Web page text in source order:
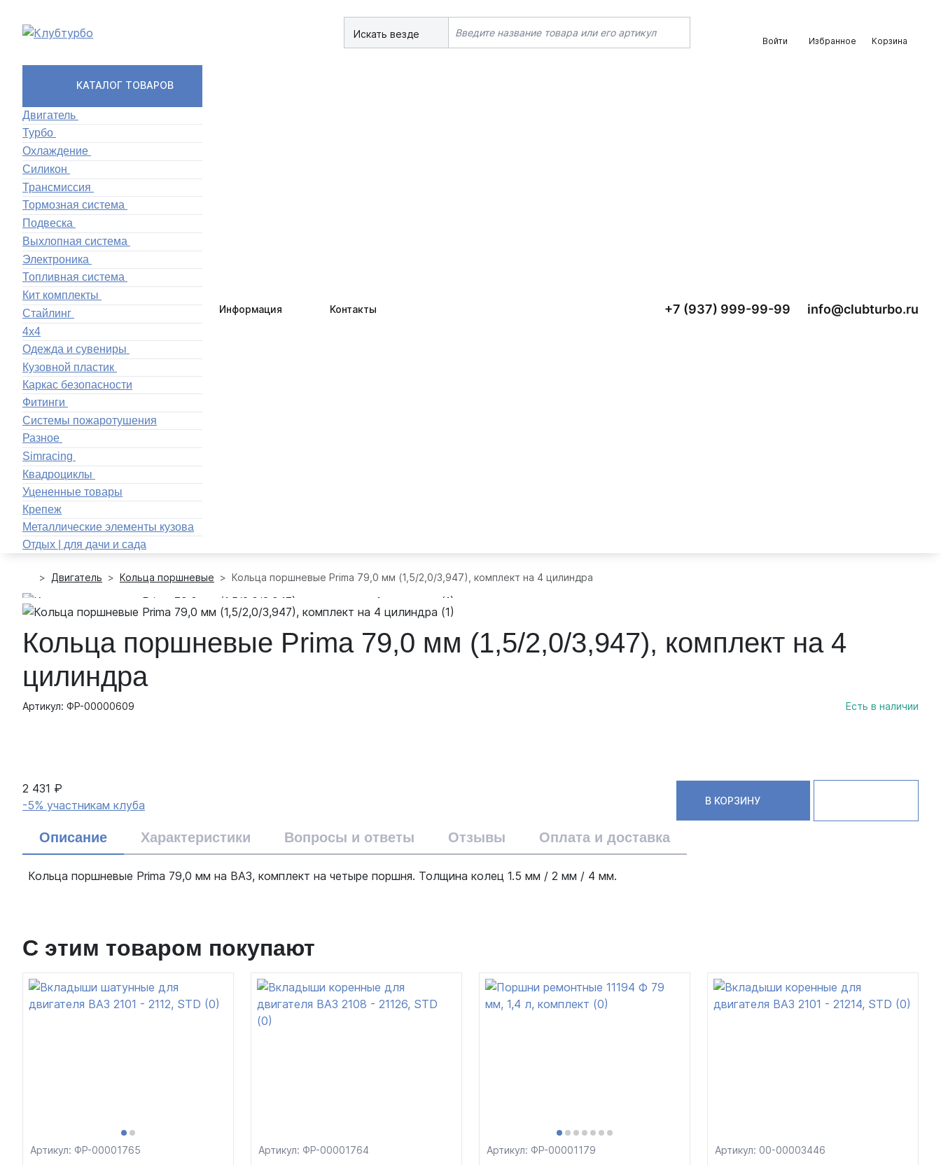
Искать везде
Войти Избранное Корзина
КАТАЛОГ ТОВАРОВ
Двигатель
Турбо
Охлаждение
Силикон
Трансмиссия
Тормозная система
Подвеска
Выхлопная система
Электроника
Топливная система
Кит комплекты
Стайлинг
4x4
Одежда и сувениры
Кузовной пластик
Каркас безопасности
Фитинги
Системы пожаротушения
Разное
Simracing
Квадроциклы
Уцененные товары
Крепеж
Металлические элементы кузова
Отдых | для дачи и сада
Информация Контакты +7 (937) 999-99-99 info@clubturbo.ru
Двигатель Кольца поршневые Кольца поршневые Prima 79,0 мм (1,5/2,0/3,947), комплект на 4 цилиндра
Кольца поршневые Prima 79,0 мм (1,5/2,0/3,947), комплект на 4
цилиндра
Артикул: ФР-00000609 Есть в наличии
2 431 ₽
-5% участникам клуба
В КОРЗИНУ
Описание Характеристики Вопросы и ответы Отзывы Оплата и доставка
Кольца поршневые Prima 79,0 мм на ВАЗ, комплект на четыре поршня. Толщина колец 1.5 мм / 2 мм / 4 мм.
С этим товаром покупают
Артикул: ФР-00001765 Артикул: ФР-00001764 Артикул: ФР-00001179 Артикул: 00-00003446